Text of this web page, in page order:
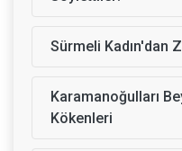
Sürmeli Kadın'dan
Karamanoğulları
Kökenleri